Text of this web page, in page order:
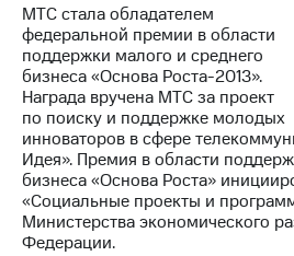
МТС стала обладателем
федеральной премии в области
поддержки малого и среднего
бизнеса «Основа Роста-2013».
Награда вручена МТС за проект
по поиску и поддержке молодых
инноваторов в сфере
Идея». Премия в области
бизнеса «Основа Роста»
«Социальные проекты и
Министерства экономического
Федерации.